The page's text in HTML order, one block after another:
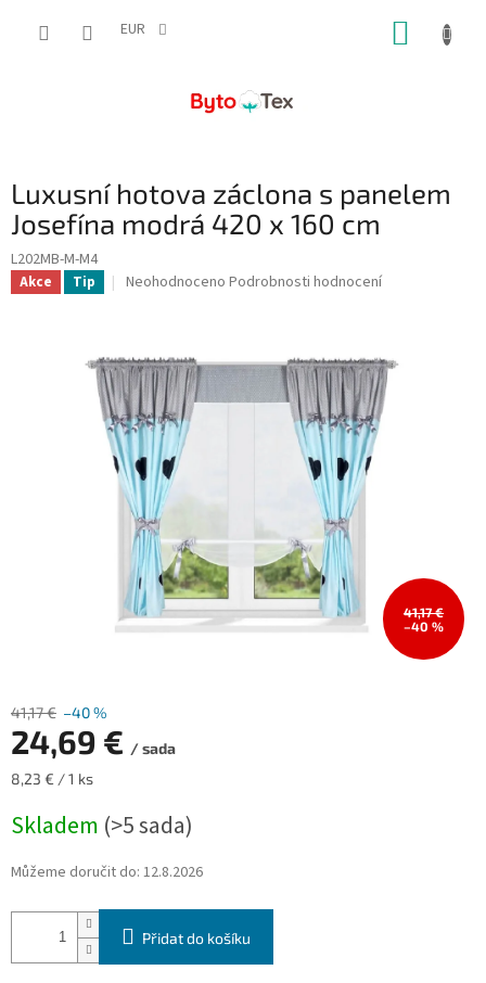
EUR
Luxusní hotova záclona s panelem
Josefína modrá 420 x 160 cm
L202MB-M-M4
Akce Tip
Průměrné
0,0
z
5
hvězdiček.
Neohodnoceno Podrobnosti hodnocení
41,17 €
–40 %
41,17 € –40 %
24,69 € / sada
Měrná
8,23 € / 1 ks
Skladem (>5 sada)
Můžeme doručit do: 12.8.2026
Přidat do košíku